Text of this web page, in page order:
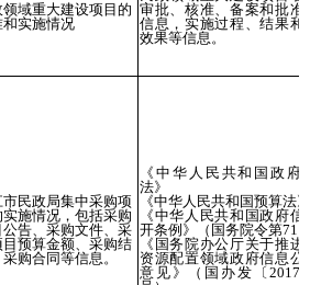
领域重大建设项目的
和实施情况
审批、核准、备案和批准
信息，实施过程、结果和
效果等信息。
市民政局集中采购项
实施情况，包括采购
公告、采购文件、采
目预算金额、采购结
购合同等信息。
《中华人民共和国政府
法》
《中华人民共和国预算法》
《中华人民共和国政府信
开条例》（国务院令第711
《国务院办公厅关于推进
资源配置领域政府信息公
意见》（国办发〔2017